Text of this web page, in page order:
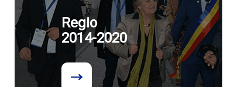
Regio
2014-2020